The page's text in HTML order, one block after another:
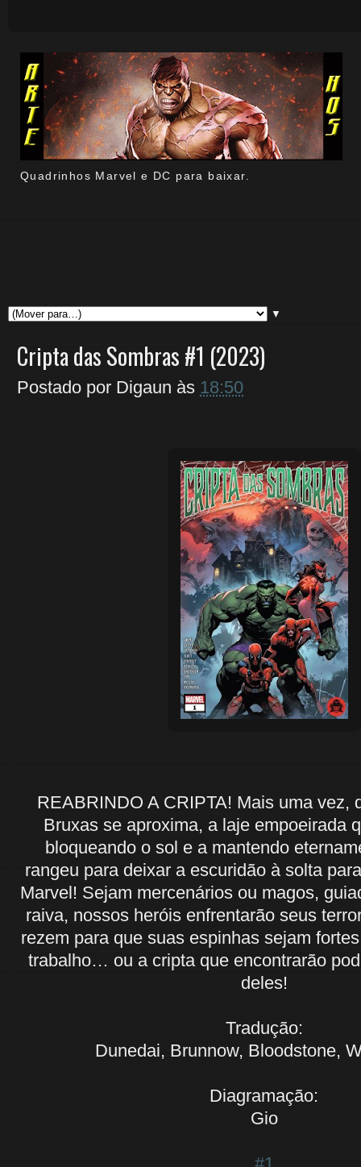
Quadrinhos Marvel e DC para baixar.
▼
Cripta das Sombras #1 (2023)
Postado por Digaun às 18:50
REABRINDO A CRIPTA! Mais uma vez,
Bruxas se aproxima, a laje empoeirada
bloqueando o sol e a mantendo
rangeu para deixar a escuridão à solta
Marvel! Sejam mercenários ou magos,
raiva, nossos heróis enfrentarão seus
rezem para que suas espinhas sejam
trabalho… ou a cripta que encontrarão
deles!
Tradução:
Dunedai, Brunnow, Bloodstone,
Diagramação:
Gio